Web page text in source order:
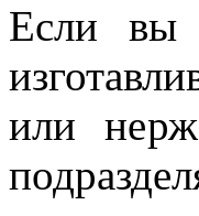
Если вы
или